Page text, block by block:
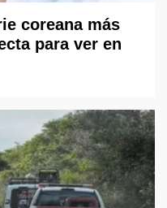
coreana más
para ver en